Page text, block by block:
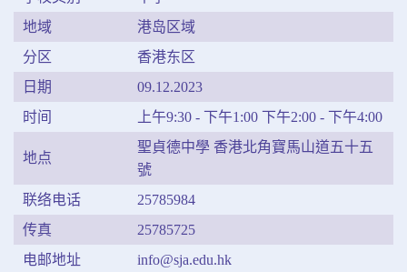
地域
港岛区域
分区
香港东区
日期
09.12.2023
时间
上午9:30 - 下午1:00 下午2:00 - 下午4:00
地点
聖貞德中學 香港北角寶馬山道五十五
號
联络电话
25785984
传真
25785725
电邮地址
info@sja.edu.hk